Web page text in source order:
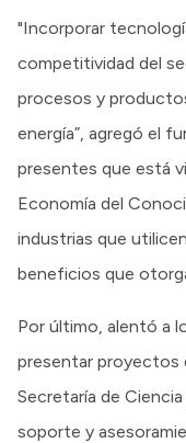
"Incorporar
competitividad del
procesos y
energía”, agregó el
presentes que está
Economía del
industrias que
beneficios que
Por último, alentó a
presentar proyectos
Secretaría de
soporte y